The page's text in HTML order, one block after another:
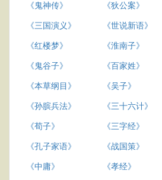
《鬼神传》
《狄公案》
《三国演义》
《世说新语》
《红楼梦》
《淮南子》
《鬼谷子》
《百家姓》
《本草纲目》
《吴子》
《孙膑兵法》
《三十六计》
《荀子》
《三字经》
《孔子家语》
《战国策》
《中庸》
《孝经》